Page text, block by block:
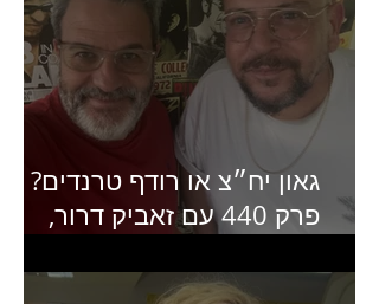
גאון יח״צ או רודף טרנדים?
פרק 440 עם זאביק דרור,
ותקשורת